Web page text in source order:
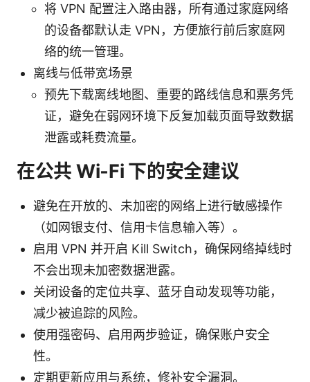
将 VPN 配置注入路由器，所有通过家庭网络
的设备都默认走 VPN，方便旅行前后家庭网
络的统一管理。
离线与低带宽场景
预先下载离线地图、重要的路线信息和票务凭
证，避免在弱网环境下反复加载页面导致数据
泄露或耗费流量。
在公共 Wi‑Fi 下的安全建议
避免在开放的、未加密的网络上进行敏感操作
（如网银支付、信用卡信息输入等）。
启用 VPN 并开启 Kill Switch，确保网络掉线时
不会出现未加密数据泄露。
关闭设备的定位共享、蓝牙自动发现等功能，
减少被追踪的风险。
使用强密码、启用两步验证，确保账户安全
性。
定期更新应用与系统，修补安全漏洞。